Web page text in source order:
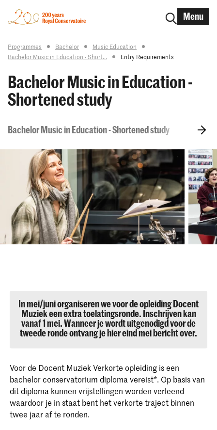
Menu
Programmes Bachelor
Music Education
Bachelor Music in Education - Short...
Entry Requirements
Bachelor Music in Education -
Shortened study
Bachelor Music in Education - Shortened study
In mei/juni organiseren we voor de opleiding Docent
Muziek een extra toelatingsronde. Inschrijven kan
vanaf 1 mei. Wanneer je wordt uitgenodigd voor de
tweede ronde ontvang je hier eind mei bericht over.
Voor de Docent Muziek Verkorte opleiding is een
bachelor conservatorium diploma vereist*. Op basis van
dit diploma kunnen vrijstellingen worden verleend
waardoor je in staat bent het verkorte traject binnen
twee jaar af te ronden.